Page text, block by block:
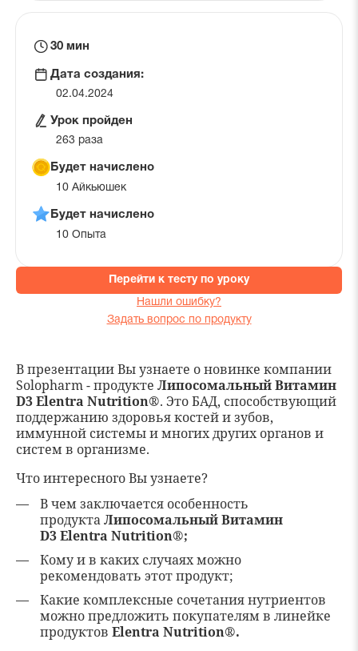
В презентации Вы узнаете о новинке компании
Solopharm - продукте Липосомальный Витамин
D3 Elentra Nutrition®. Это БАД, способствующий
поддержанию здоровья костей и зубов,
иммунной системы и многих других органов и
систем в организме.
Что интересного Вы узнаете?
В чем заключается особенность
продуктаЛипосомальный Витамин
D3Elentra Nutrition®;
Кому и в каких случаях можно
рекомендовать этот продукт;
Какие комплексные сочетания нутриентов
можно предложить покупателям в линейке
продуктов Elentra Nutrition®.
Время
урок
30 мин
Дата создания:
02.04.2024
Урок пройден
263 раза
Будет начислено
10 Айкьюшек
Будет начислено
10 Опыта
Перейти к тесту по уроку
Нашли ошибку?
Задать вопрос по продукту